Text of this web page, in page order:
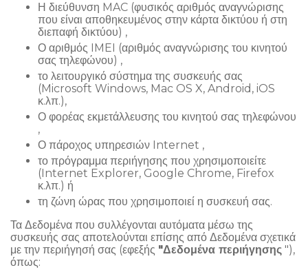
Η διεύθυνση MAC (φυσικός αριθμός αναγνώρισης
που είναι αποθηκευμένος στην κάρτα δικτύου ή στη
διεπαφή δικτύου) ,
Ο αριθμός IMEI (αριθμός αναγνώρισης του κινητού
σας τηλεφώνου) ,
το λειτουργικό σύστημα της συσκευής σας
(Microsoft Windows, Mac OS X, Android, iOS
κ.λπ.),
Ο φορέας εκμετάλλευσης του κινητού σας τηλεφώνου
,
Ο πάροχος υπηρεσιών Internet ,
το πρόγραμμα περιήγησης που χρησιμοποιείτε
(Internet Explorer, Google Chrome, Firefox
κ.λπ.) ή
τη ζώνη ώρας που χρησιμοποιεί η συσκευή σας.
Τα Δεδομένα που συλλέγονται αυτόματα μέσω της
συσκευής σας αποτελούνται επίσης από Δεδομένα σχετικά
με την περιήγησή σας (εφεξής "Δεδομένα περιήγησης "),
όπως: